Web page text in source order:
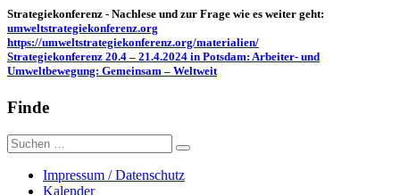
Strategiekonferenz - Nachlese und zur Frage wie es weiter geht:
umweltstrategiekonferenz.org
https://umweltstrategiekonferenz.org/materialien/
Strategiekonferenz 20.4 – 21.4.2024 in Potsdam: Arbeiter- und
Umweltbewegung: Gemeinsam – Weltweit
Finde
Suche
nach:
Impressum / Datenschutz
Kalender